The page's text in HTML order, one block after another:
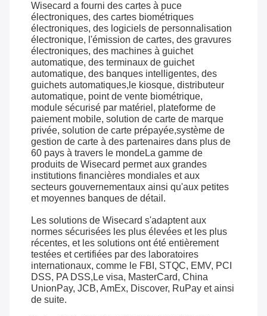
Wisecard a fourni des cartes à puce
électroniques, des cartes biométriques
électroniques, des logiciels de personnalisation
électronique, l'émission de cartes, des gravures
électroniques, des machines à guichet
automatique, des terminaux de guichet
automatique, des banques intelligentes, des
guichets automatiques,le kiosque, distributeur
automatique, point de vente biométrique,
module sécurisé par matériel, plateforme de
paiement mobile, solution de carte de marque
privée, solution de carte prépayée,système de
gestion de carte à des partenaires dans plus de
60 pays à travers le mondeLa gamme de
produits de Wisecard permet aux grandes
institutions financières mondiales et aux
secteurs gouvernementaux ainsi qu'aux petites
et moyennes banques de détail.
Les solutions de Wisecard s'adaptent aux
normes sécurisées les plus élevées et les plus
récentes, et les solutions ont été entièrement
testées et certifiées par des laboratoires
internationaux, comme le FBI, STQC, EMV, PCI
DSS, PA DSS,Le visa, MasterCard, China
UnionPay, JCB, AmEx, Discover, RuPay et ainsi
de suite.